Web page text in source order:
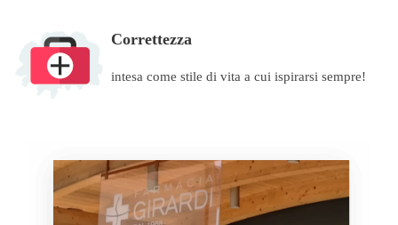
Correttezza
intesa come stile di vita a cui ispirarsi sempre!